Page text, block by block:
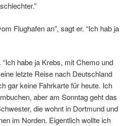
Flughafen an”, sagt er. “Ich hab ja
“Ich habe ja Krebs, mit Chemo und
letzte Reise nach Deutschland
gar keine Fahrkarte für heute. Ich
aber am Sonntag geht das
die wohnt in Dortmund und
im Norden. Eigentlich wollte ich